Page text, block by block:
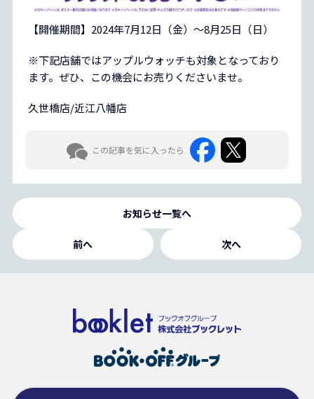
【開催期間】2024年7月12日（金）～8月25日（日）
※下記店舗ではアップルウォッチも対象となっており
ます。ぜひ、この機会にお売りくださいませ。
久世橋店/近江八幡店
この記事を気に入ったら
お知らせ一覧へ
前へ 次へ